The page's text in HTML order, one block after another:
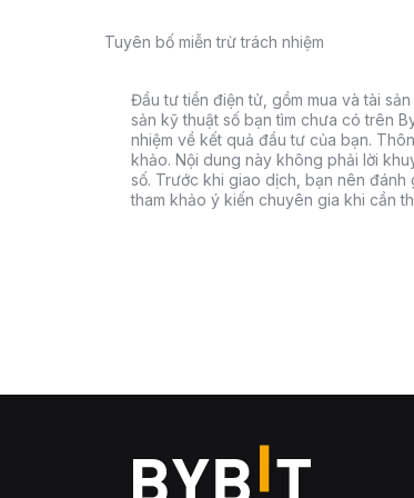
Tuyên bố miễn trừ trách nhiệm
Đầu tư tiền điện tử, gồm mua và tài
sản kỹ thuật số bạn tìm chưa có trên
nhiệm về kết quả đầu tư của bạn.
khảo. Nội dung này không phải lời
số. Trước khi giao dịch, bạn nên đánh
tham khảo ý kiến chuyên gia khi cần